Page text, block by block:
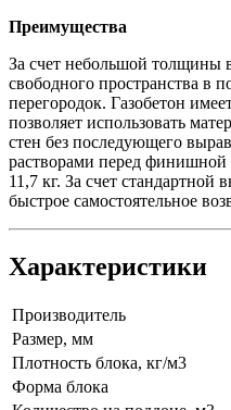
Преимущества
За счет небольшой толщины
свободного пространства в
перегородок. Газобетон
позволяет использовать
стен без последующего
растворами перед финишной
11,7 кг. За счет
быстрое самостоятельное
Характеристики
Производитель
Размер, мм
Плотность блока, кг/м3
Форма блока